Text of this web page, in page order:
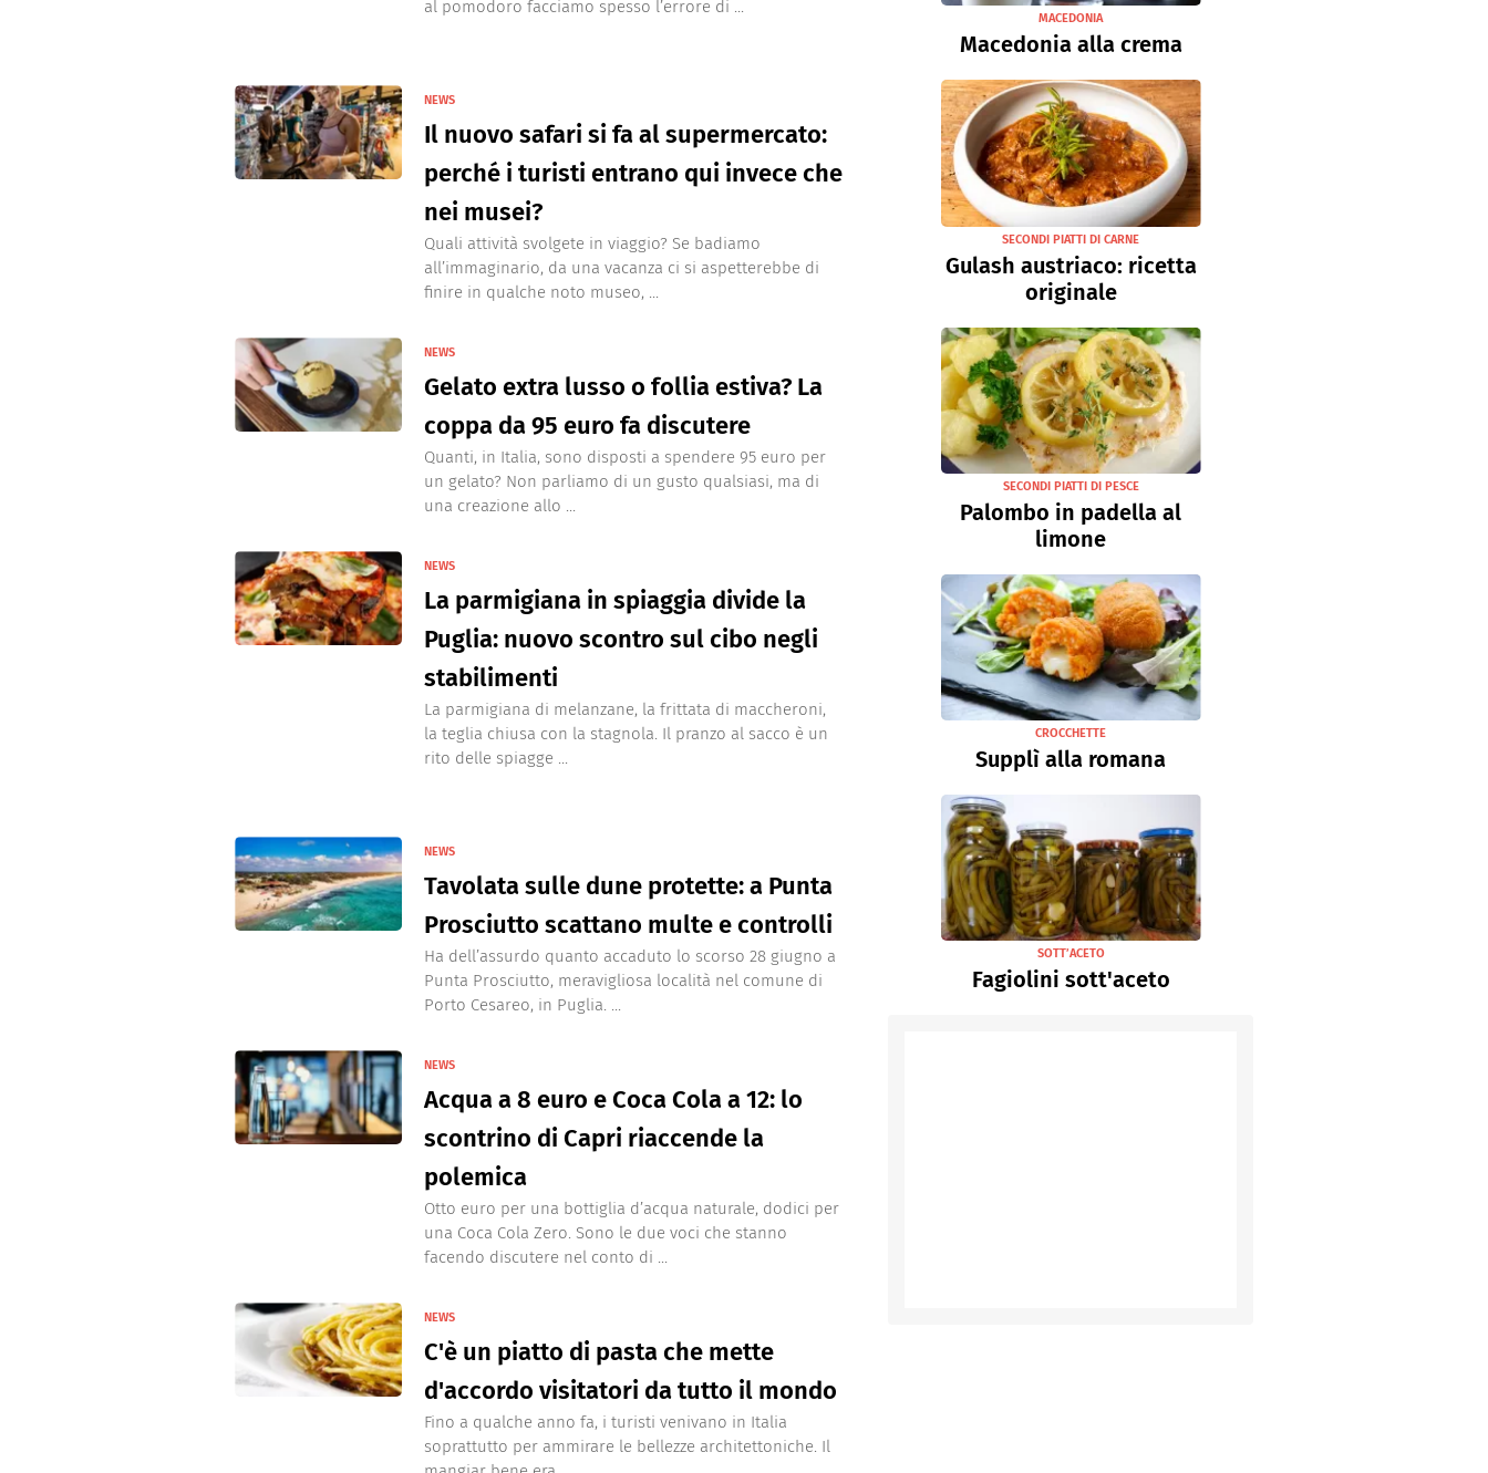
al pomodoro facciamo spesso l’errore di ...
NEWS
Il nuovo safari si fa al supermercato:
perché i turisti entrano qui invece che
nei musei?
Quali attività svolgete in viaggio? Se badiamo
all’immaginario, da una vacanza ci si aspetterebbe di
finire in qualche noto museo, ...
NEWS
Gelato extra lusso o follia estiva? La
coppa da 95 euro fa discutere
Quanti, in Italia, sono disposti a spendere 95 euro per
un gelato? Non parliamo di un gusto qualsiasi, ma di
una creazione allo ...
NEWS
La parmigiana in spiaggia divide la
Puglia: nuovo scontro sul cibo negli
stabilimenti
La parmigiana di melanzane, la frittata di maccheroni,
la teglia chiusa con la stagnola. Il pranzo al sacco è un
rito delle spiagge ...
NEWS
Tavolata sulle dune protette: a Punta
Prosciutto scattano multe e controlli
Ha dell’assurdo quanto accaduto lo scorso 28 giugno a
Punta Prosciutto, meravigliosa località nel comune di
Porto Cesareo, in Puglia. ...
NEWS
Acqua a 8 euro e Coca Cola a 12: lo
scontrino di Capri riaccende la
polemica
Otto euro per una bottiglia d’acqua naturale, dodici per
una Coca Cola Zero. Sono le due voci che stanno
facendo discutere nel conto di ...
NEWS
C'è un piatto di pasta che mette
d'accordo visitatori da tutto il mondo
Fino a qualche anno fa, i turisti venivano in Italia
soprattutto per ammirare le bellezze architettoniche. Il
MACEDONIA
Macedonia alla crema
SECONDI PIATTI DI CARNE
Gulash austriaco: ricetta
originale
SECONDI PIATTI DI PESCE
Palombo in padella al
limone
CROCCHETTE
Supplì alla romana
SOTT’ACETO
Fagiolini sott'aceto